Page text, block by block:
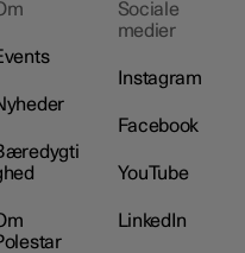
Sociale
medier
Instagram
Facebook
YouTube
LinkedIn